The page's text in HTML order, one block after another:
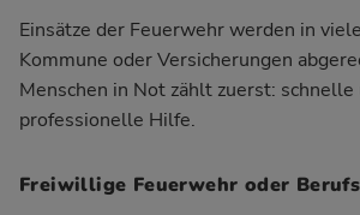
Einsätze der Feuerwehr werden in
Kommune oder Versicherungen
Menschen in Not zählt zuerst: schnelle
professionelle Hilfe.
Freiwillige Feuerwehr oder